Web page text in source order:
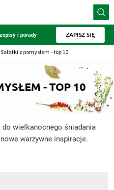
i porady ZAPISZ SIĘ
Sałatki z pomysłem - top 10
- TOP 10
do wielkanocnego śniadania
warzywne inspiracje.